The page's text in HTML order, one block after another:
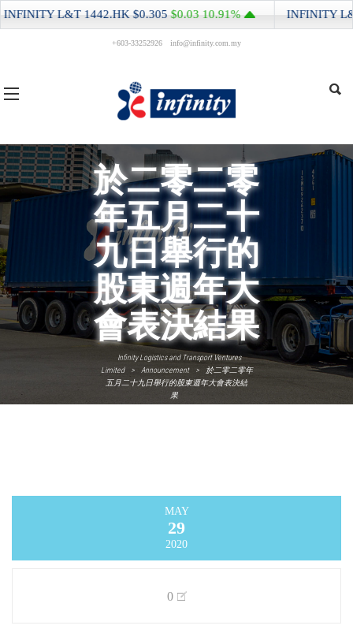
+603-33252926 info@infinity.com.my
於二零二零
年五月二十
九日舉行的
股東週年大
會表決結果
Infinity Logistics and Transport Ventures
Limited
> Announcement >
於二零二零年
五月二十九日舉行的股東週年大會表決結
果
MAY
29
2020
0
L&T1442.HK$0.305$0.0310.91% INFINITY L&T